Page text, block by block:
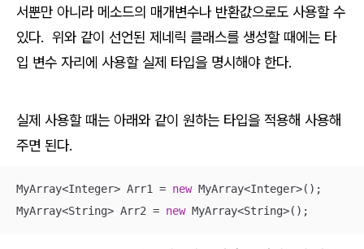
서뿐만 아니라 메소드의 매개변수나 반환값으로도 사용할 수
있다. 위와 같이 선언된 제네릭 클래스를 생성할 때에는 타
입 변수 자리에 사용할 실제 타입을 명시해야 한다.
실제 사용할 때는 아래와 같이 원하는 타입을 적용해 사용해
주면 된다.
MyArray<Integer> Arr1 = new MyArray<Integer>();
MyArray<String> Arr2 = new MyArray<String>();